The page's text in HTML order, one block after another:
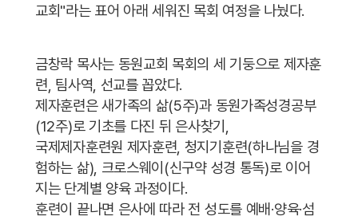
교회"라는 표어 아래 세워진 목회 여정을 나눴다.
금창락 목사는 동원교회 목회의 세 기둥으로 제자훈
련, 팀사역, 선교를 꼽았다.
제자훈련은 새가족의 삶(5주)과 동원가족성경공부
(12주)로 기초를 다진 뒤 은사찾기,
국제제자훈련원 제자훈련, 청지기훈련(하나님을 경
험하는 삶), 크로스웨이(신구약 성경 통독)로 이어
지는 단계별 양육 과정이다.
훈련이 끝나면 은사에 따라 전 성도를 예배·양육·섬